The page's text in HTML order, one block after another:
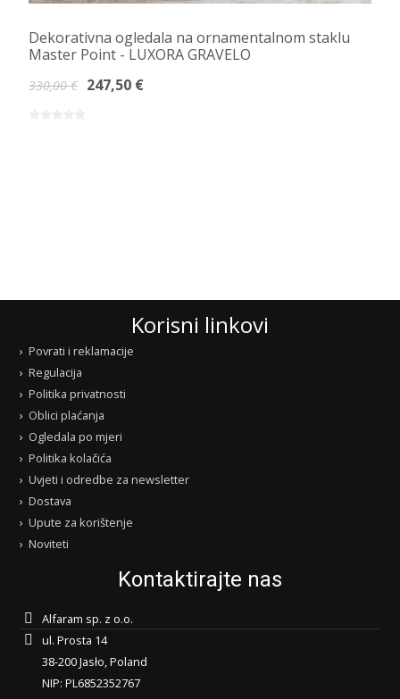
Dekorativna ogledala na ornamentalnom staklu
Master Point - LUXORA GRAVELO
330,00 € 247,50 €
Korisni linkovi
Povrati i reklamacije
Regulacija
Politika privatnosti
Oblici plaćanja
Ogledala po mjeri
Politika kolačića
Uvjeti i odredbe za newsletter
Dostava
Upute za korištenje
Noviteti
Kontaktirajte nas
Alfaram sp. z o.o.
ul. Prosta 14
38-200 Jasło, Poland
NIP: PL6852352767